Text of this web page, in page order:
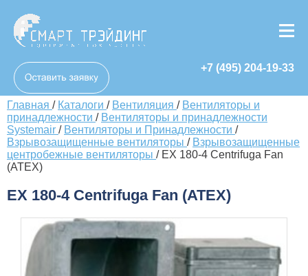
+7 (495) 204-19-33
Главная / Каталоги / Вентиляция / Вентиляторы и
принадлежности / Вентиляторы и принадлежности
Systemair / Вентиляторы и Принадлежности /
Взрывозащищенные вентиляторы / Взрывозащищенные
центробежные вентиляторы / EX 180-4 Centrifuga Fan
(ATEX)
EX 180-4 Centrifuga Fan (ATEX)